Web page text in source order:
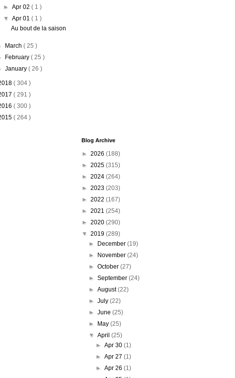
►Apr 02( 1 )
▼Apr 01( 1 )
Au bout de la saison
March ( 25 )
February ( 25 )
January ( 26 )
( 304 )
( 291 )
( 300 )
( 264 )
Blog Archive
► 2026 (188)
► 2025 (315)
► 2024 (264)
► 2023 (203)
► 2022 (167)
► 2021 (254)
► 2020 (290)
▼ 2019 (289)
►
December (19)
►
November (24)
► October (27)
► September (24)
► August(22)
► July (22)
► June (25)
►
May (25)
▼ April (25)
►Apr 30(1)
►Apr 27(1)
►Apr 26(1)